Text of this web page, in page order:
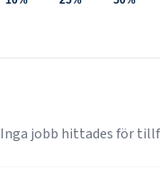
Inga jobb hittades för